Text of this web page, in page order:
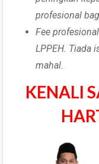
profesional
Fee
LPPEH. Tiada
mahal.
KENALI